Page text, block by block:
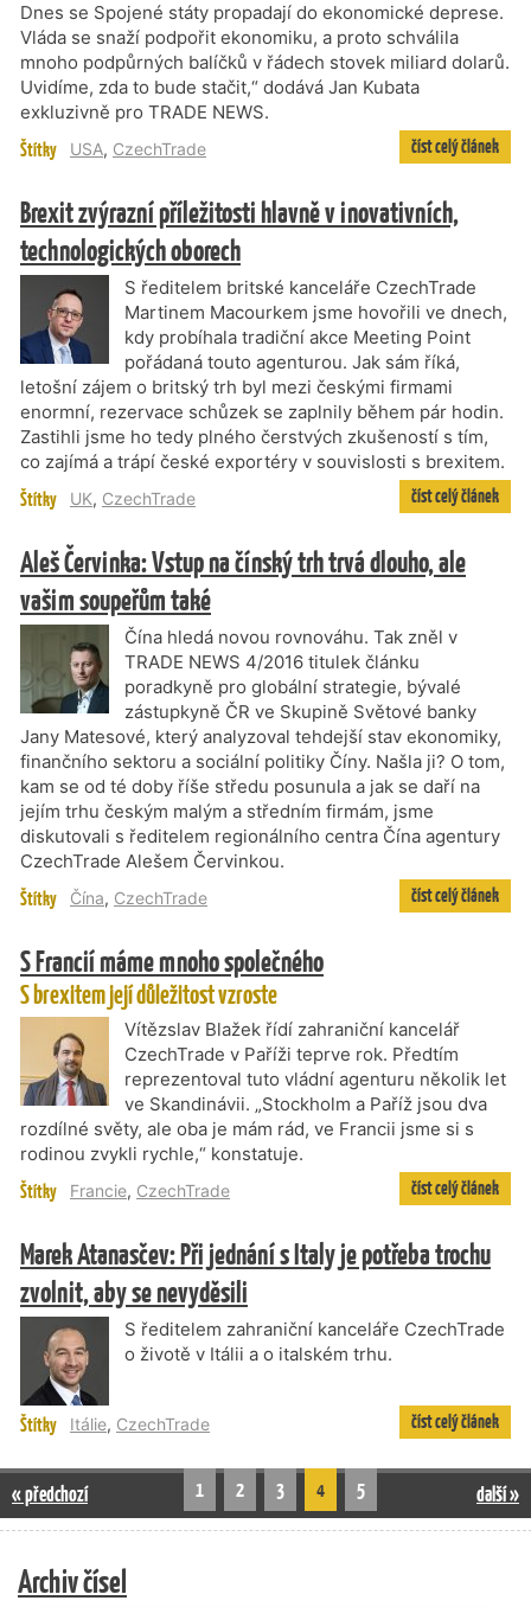
Dnes se Spojené státy propadají do ekonomické deprese.
Vláda se snaží podpořit ekonomiku, a proto schválila
mnoho podpůrných balíčků v řádech stovek miliard dolarů.
Uvidíme, zda to bude stačit,“ dodává Jan Kubata
exkluzivně pro TRADE NEWS.
Štítky USA, CzechTrade číst celý článek
Brexit zvýrazní příležitosti hlavně v inovativních,
technologických oborech
S ředitelem britské kanceláře CzechTrade
Martinem Macourkem jsme hovořili ve dnech,
kdy probíhala tradiční akce Meeting Point
pořádaná touto agenturou. Jak sám říká,
letošní zájem o britský trh byl mezi českými firmami
enormní, rezervace schůzek se zaplnily během pár hodin.
Zastihli jsme ho tedy plného čerstvých zkušeností s tím,
co zajímá a trápí české exportéry v souvislosti s brexitem.
Štítky UK, CzechTrade číst celý článek
Aleš Červinka: Vstup na čínský trh trvá dlouho, ale
vašim soupeřům také
Čína hledá novou rovnováhu. Tak zněl v
TRADE NEWS 4/2016 titulek článku
poradkyně pro globální strategie, bývalé
zástupkyně ČR ve Skupině Světové banky
Jany Matesové, který analyzoval tehdejší stav ekonomiky,
finančního sektoru a sociální politiky Číny. Našla ji? O tom,
kam se od té doby říše středu posunula a jak se daří na
jejím trhu českým malým a středním firmám, jsme
diskutovali s ředitelem regionálního centra Čína agentury
CzechTrade Alešem Červinkou.
Štítky Čína, CzechTrade číst celý článek
S Francií máme mnoho společného
S brexitem její důležitost vzroste
Vítězslav Blažek řídí zahraniční kancelář
CzechTrade v Paříži teprve rok. Předtím
reprezentoval tuto vládní agenturu několik let
ve Skandinávii. „Stockholm a Paříž jsou dva
rozdílné světy, ale oba je mám rád, ve Francii jsme si s
rodinou zvykli rychle,“ konstatuje.
Štítky Francie, CzechTrade číst celý článek
Marek Atanasčev: Při jednání s Italy je potřeba trochu
zvolnit, aby se nevyděsili
S ředitelem zahraniční kanceláře CzechTrade
o životě v Itálii a o italském trhu.
Štítky Itálie, CzechTrade číst celý článek
« předchozí 1 2 3 4 5 další »
Archiv čísel